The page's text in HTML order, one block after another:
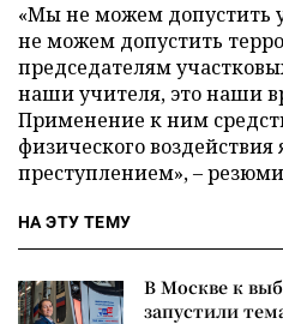
«Мы не можем допустить
не можем допустить
председателям
наши учителя, это наши
Применение к ним
физического воздействия
преступлением», –
НА ЭТУ ТЕМУ
В Москве к
запустили